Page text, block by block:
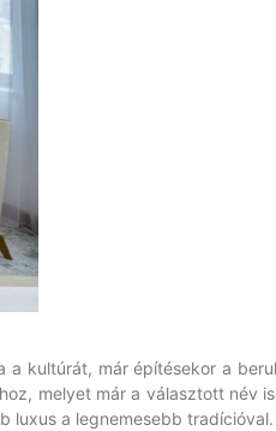
kultúrát, már építésekor a
melyet már a választott név
luxus a legnemesebb